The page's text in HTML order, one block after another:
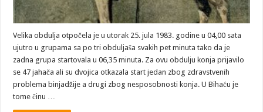
Velika obdulja otpočela je u utorak 25. jula 1983. godine u 04,00 sata
ujutro u grupama sa po tri obduljaša svakih pet minuta tako da je
zadna grupa startovala u 06,35 minuta. Za ovu obdulju konja prijavilo
se 47 jahača ali su dvojica otkazala start jedan zbog zdravstvenih
problema binjadžije a drugi zbog nesposobnosti konja. U Bihaću je
tome činu …